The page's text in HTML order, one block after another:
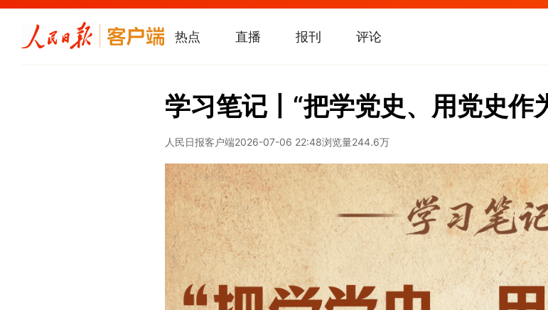
热点 直播 报刊 评论
学习笔记丨“把学党史、用党史作
人民日报客户端2026-07-06 22:48浏览量244.6万